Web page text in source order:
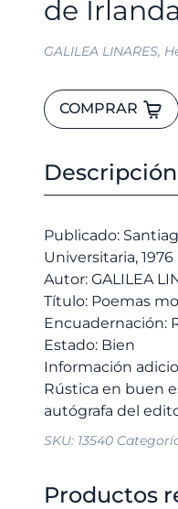
de
GALILEA LINARES,
Poemas
monásticos
Irlanda.
COMPRAR
Descripción
Publicado:
Universitaria, 1976
Autor: GALILEA
Título: Poemas
Encuadernación:
Estado: Bien
Información
Rústica en buen
SKU: 13540
Productos